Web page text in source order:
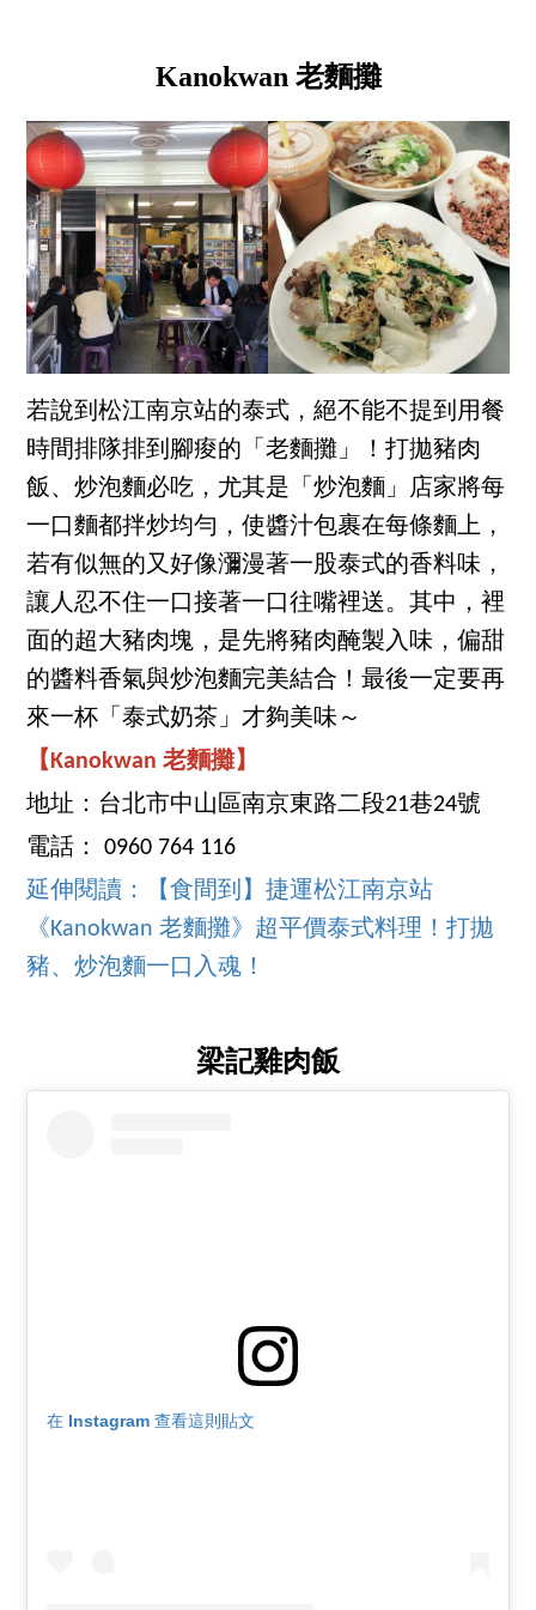
Kanokwan 老麵攤
若說到松江南京站的泰式，絕不能不提到用餐
時間排隊排到腳痠的「老麵攤」！打拋豬肉
飯、炒泡麵必吃，尤其是「炒泡麵」店家將每
一口麵都拌炒均勻，使醬汁包裹在每條麵上，
若有似無的又好像瀰漫著一股泰式的香料味，
讓人忍不住一口接著一口往嘴裡送。其中，裡
面的超大豬肉塊，是先將豬肉醃製入味，偏甜
的醬料香氣與炒泡麵完美結合！最後一定要再
來一杯「泰式奶茶」才夠美味～
【Kanokwan 老麵攤】
地址：台北市中山區南京東路二段21巷24號
電話： 0960 764 116
延伸閱讀：【食間到】捷運松江南京站
《Kanokwan 老麵攤》超平價泰式料理！打拋
豬、炒泡麵一口入魂！
梁記雞肉飯
在 Instagram 查看這則貼文